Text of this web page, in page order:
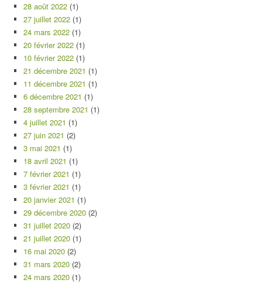
28 août 2022 (1)
27 juillet 2022 (1)
24 mars 2022 (1)
20 février 2022 (1)
10 février 2022 (1)
21 décembre 2021 (1)
11 décembre 2021 (1)
6 décembre 2021 (1)
28 septembre 2021 (1)
4 juillet 2021 (1)
27 juin 2021 (2)
3 mai 2021 (1)
18 avril 2021 (1)
7 février 2021 (1)
3 février 2021 (1)
20 janvier 2021 (1)
29 décembre 2020 (2)
31 juillet 2020 (2)
21 juillet 2020 (1)
16 mai 2020 (2)
31 mars 2020 (2)
24 mars 2020 (1)